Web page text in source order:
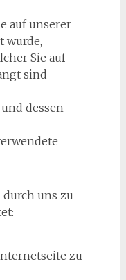
auf unserer
wurde,
Sie auf
sind
dessen
uns zu
zu